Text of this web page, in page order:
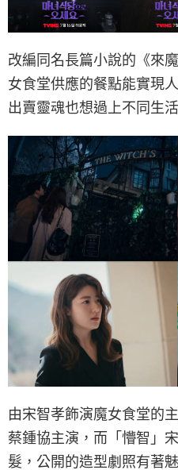
改編同名長篇小說的《來
女食堂供應的餐點能實現
出賣靈魂也想過上不同生活
由宋智孝飾演魔女食堂的
蔡鍾協主演，而「懵智」
髮，公開的造型劇照有著